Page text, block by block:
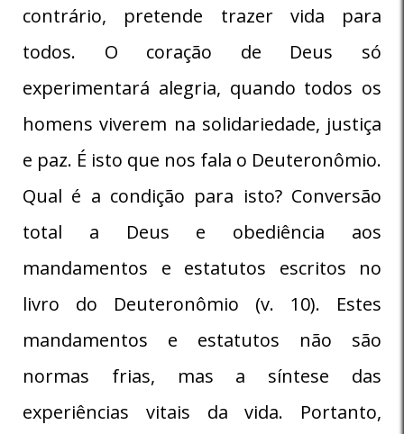
contrário, pretende trazer vida para
todos. O coração de Deus só
experimentará alegria, quando todos os
homens viverem na solidariedade, justiça
e paz. É isto que nos fala o Deuteronômio.
Qual é a condição para isto? Conversão
total a Deus e obediência aos
mandamentos e estatutos escritos no
livro do Deuteronômio (v. 10). Estes
mandamentos e estatutos não são
normas frias, mas a síntese das
experiências vitais da vida. Portanto,